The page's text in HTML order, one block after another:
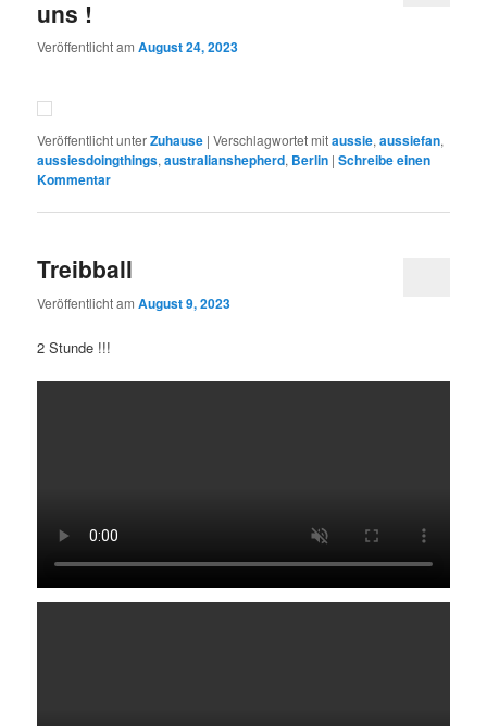
uns !
Veröffentlicht amAugust 24, 2023
Veröffentlicht unterZuhause |Verschlagwortet mitaussie,aussiefan,
aussiesdoingthings,australianshepherd, Berlin |Schreibe einen
Kommentar
Treibball
Veröffentlicht amAugust 9, 2023
2 Stunde !!!